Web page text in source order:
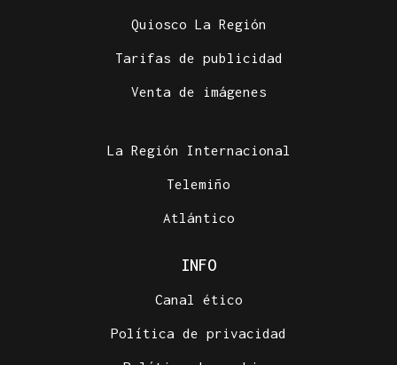
Quiosco La Región
Tarifas de publicidad
Venta de imágenes
La Región Internacional
Telemiño
Atlántico
INFO
Canal ético
Política de privacidad